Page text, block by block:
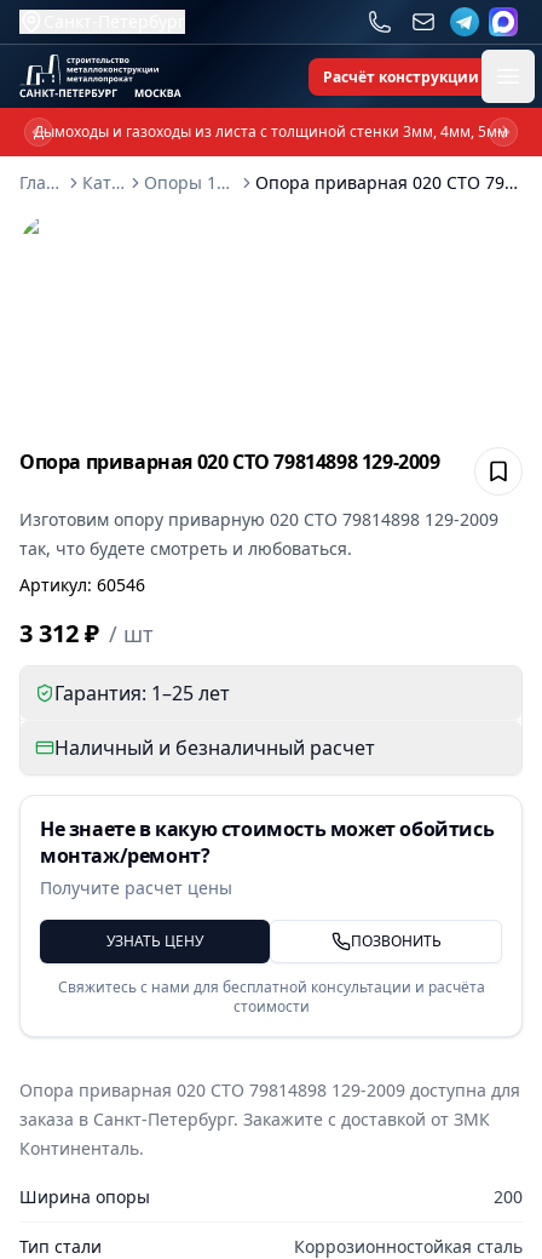
Расчёт конструкции
Дымоходы и газоходы из листа с толщиной стенки 3мм, 4мм, 5мм
Previous slide
Главная
Каталог Опоры 129-2009 Опора приварная 020 СТО 79814898 129-2009
Опора приварная 020 СТО 79814898 129-2009
Изготовим опору приварную 020 СТО 79814898 129-2009
так, что будете смотреть и любоваться.
Артикул: 60546
3 312 ₽ / шт
Гарантия: 1–25 лет
Наличный и безналичный расчет
Не знаете в какую стоимость может обойтись
монтаж/ремонт?
Получите расчет цены
УЗНАТЬ ЦЕНУ ПОЗВОНИТЬ
Свяжитесь с нами для бесплатной консультации и расчёта
стоимости
Опора приварная 020 СТО 79814898 129-2009 доступна для
заказа в Санкт-Петербург. Закажите с доставкой от ЗМК
Континенталь.
Ширина опоры 200
Тип стали Коррозионностойкая сталь